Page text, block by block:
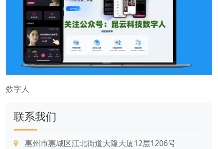
数字人
联系我们
惠州市惠城区江北街道大隆大厦12层1206号